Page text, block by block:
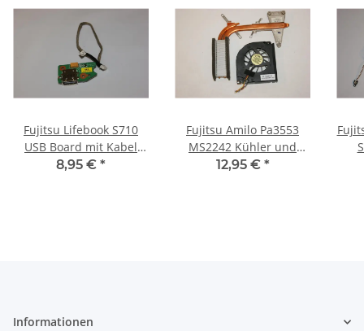
Fujitsu Lifebook S710
USB Board mit Kabel
DA0FJ5TB6C0 #2759
8,95 € *
Fujitsu Amilo Pa3553
MS2242 Kühler und
Lüfter 60.4H711.002
12,95 € *
Informationen